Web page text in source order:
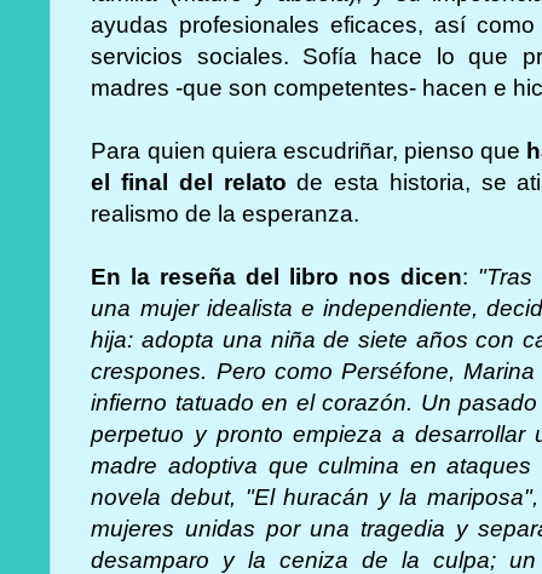
ayudas profesionales eficaces, así
servicios sociales. Sofía hace lo que
madres -que son competentes- hacen e
Para quien quiera escudriñar, pienso que
el final del relatode esta historia, se
realismo de la esperanza.
En la reseña del libro nos dicen: "Tras
una mujer idealista e independiente,
hija: adopta una niña de siete años con
crespones. Pero como Perséfone,
infierno tatuado en el corazón. Un
perpetuo y pronto empieza a desarrollar
madre adoptiva que culmina en
novela debut, "El huracán y la
mujeres unidas por una tragedia y
desamparo y la ceniza de la culpa;